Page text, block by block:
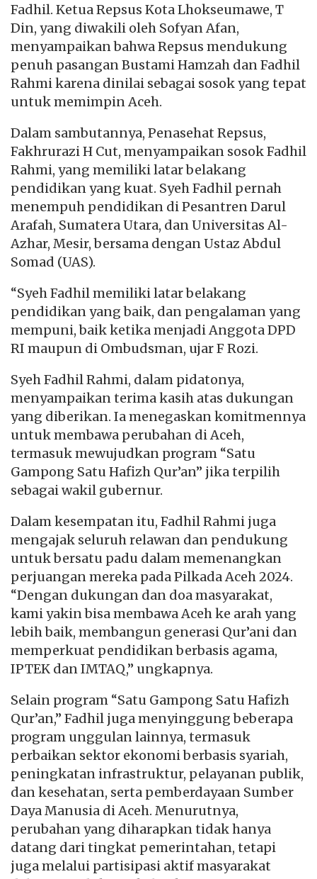
Fadhil. Ketua Repsus Kota Lhokseumawe, T
Din, yang diwakili oleh Sofyan Afan,
menyampaikan bahwa Repsus mendukung
penuh pasangan Bustami Hamzah dan Fadhil
Rahmi karena dinilai sebagai sosok yang tepat
untuk memimpin Aceh.
Dalam sambutannya, Penasehat Repsus,
Fakhrurazi H Cut, menyampaikan sosok Fadhil
Rahmi, yang memiliki latar belakang
pendidikan yang kuat. Syeh Fadhil pernah
menempuh pendidikan di Pesantren Darul
Arafah, Sumatera Utara, dan Universitas Al-
Azhar, Mesir, bersama dengan Ustaz Abdul
Somad (UAS).
“Syeh Fadhil memiliki latar belakang
pendidikan yang baik, dan pengalaman yang
mempuni, baik ketika menjadi Anggota DPD
RI maupun di Ombudsman, ujar F Rozi.
Syeh Fadhil Rahmi, dalam pidatonya,
menyampaikan terima kasih atas dukungan
yang diberikan. Ia menegaskan komitmennya
untuk membawa perubahan di Aceh,
termasuk mewujudkan program “Satu
Gampong Satu Hafizh Qur’an” jika terpilih
sebagai wakil gubernur.
Dalam kesempatan itu, Fadhil Rahmi juga
mengajak seluruh relawan dan pendukung
untuk bersatu padu dalam memenangkan
perjuangan mereka pada Pilkada Aceh 2024.
“Dengan dukungan dan doa masyarakat,
kami yakin bisa membawa Aceh ke arah yang
lebih baik, membangun generasi Qur’ani dan
memperkuat pendidikan berbasis agama,
IPTEK dan IMTAQ,” ungkapnya.
Selain program “Satu Gampong Satu Hafizh
Qur’an,” Fadhil juga menyinggung beberapa
program unggulan lainnya, termasuk
perbaikan sektor ekonomi berbasis syariah,
peningkatan infrastruktur, pelayanan publik,
dan kesehatan, serta pemberdayaan Sumber
Daya Manusia di Aceh. Menurutnya,
perubahan yang diharapkan tidak hanya
datang dari tingkat pemerintahan, tetapi
juga melalui partisipasi aktif masyarakat